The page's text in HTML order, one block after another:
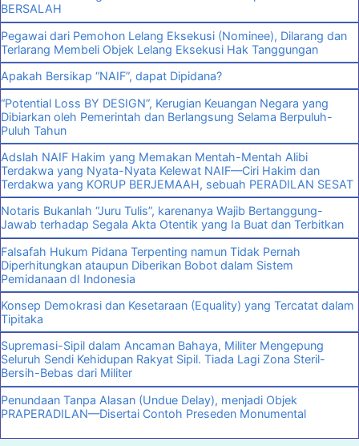
BERSALAH
Pegawai dari Pemohon Lelang Eksekusi (Nominee), Dilarang dan
Terlarang Membeli Objek Lelang Eksekusi Hak Tanggungan
Apakah Bersikap “NAIF”, dapat Dipidana?
“Potential Loss BY DESIGN”, Kerugian Keuangan Negara yang
Dibiarkan oleh Pemerintah dan Berlangsung Selama Berpuluh-
Puluh Tahun
Adslah NAIF Hakim yang Memakan Mentah-Mentah Alibi
Terdakwa yang Nyata-Nyata Kelewat NAIF—Ciri Hakim dan
Terdakwa yang KORUP BERJEMAAH, sebuah PERADILAN SESAT
Notaris Bukanlah “Juru Tulis”, karenanya Wajib Bertanggung-
Jawab terhadap Segala Akta Otentik yang Ia Buat dan Terbitkan
Falsafah Hukum Pidana Terpenting namun Tidak Pernah
Diperhitungkan ataupun Diberikan Bobot dalam Sistem
Pemidanaan dI Indonesia
Konsep Demokrasi dan Kesetaraan (Equality) yang Tercatat dalam
Tipitaka
Supremasi-Sipil dalam Ancaman Bahaya, Militer Mengepung
Seluruh Sendi Kehidupan Rakyat Sipil. Tiada Lagi Zona Steril-
Bersih-Bebas dari Militer
Penundaan Tanpa Alasan (Undue Delay), menjadi Objek
PRAPERADILAN—Disertai Contoh Preseden Monumental